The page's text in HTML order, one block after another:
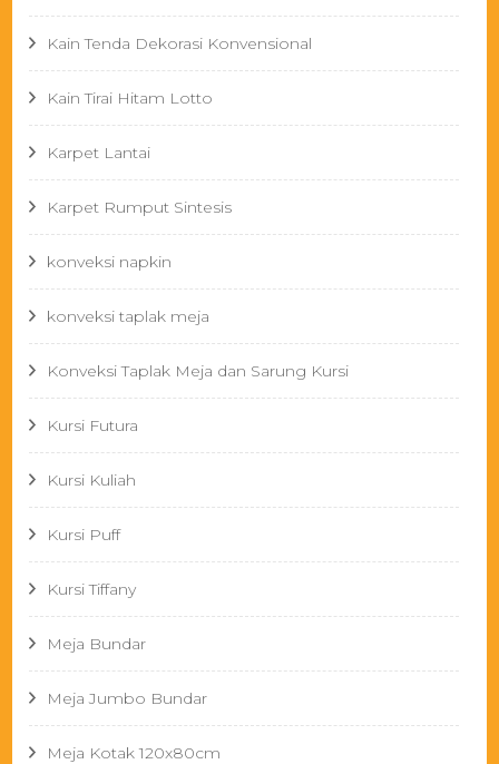
Kain Tenda Dekorasi Konvensional
Kain Tirai Hitam Lotto
Karpet Lantai
Karpet Rumput Sintesis
konveksi napkin
konveksi taplak meja
Konveksi Taplak Meja dan Sarung Kursi
Kursi Futura
Kursi Kuliah
Kursi Puff
Kursi Tiffany
Meja Bundar
Meja Jumbo Bundar
Meja Kotak 120x80cm